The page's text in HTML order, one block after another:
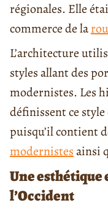
régionales. Elle
commerce de la
L’architecture
styles allant des
modernistes. Les
définissent ce
puisqu’il contient
modernistesainsi
Une
l’Occident